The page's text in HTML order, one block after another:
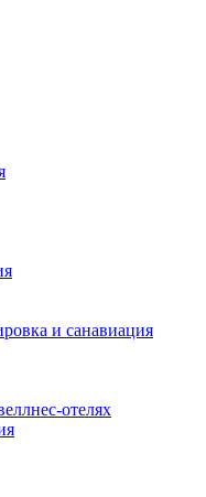
и санавиация
отелях